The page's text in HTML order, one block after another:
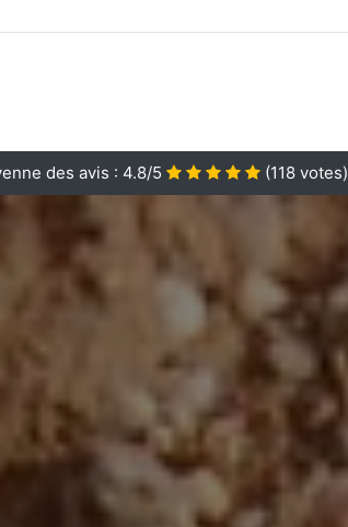
des avis : 4.8/5 (118 votes)